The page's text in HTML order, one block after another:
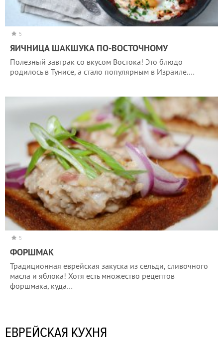
5
ЯИЧНИЦА ШАКШУКА ПО-ВОСТОЧНОМУ
Полезный завтрак со вкусом Востока! Это блюдо
родилось в Тунисе, а стало популярным в Израиле.…
5
ФОРШМАК
Традиционная еврейская закуска из сельди, сливочного
масла и яблока! Хотя есть множество рецептов
форшмака, куда…
ЕВРЕЙСКАЯ КУХНЯ